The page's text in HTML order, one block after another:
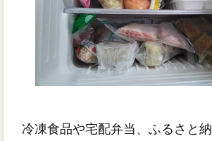
冷凍食品や宅配弁当、ふるさと